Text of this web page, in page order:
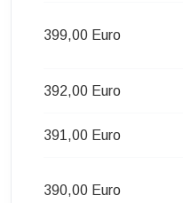
399,00 Euro
392,00 Euro
391,00 Euro
390,00 Euro